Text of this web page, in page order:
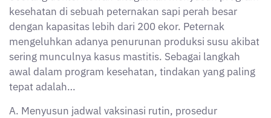
kesehatan di sebuah peternakan sapi perah besar
dengan kapasitas lebih dari 200 ekor. Peternak
mengeluhkan adanya penurunan produksi susu akibat
sering munculnya kasus mastitis. Sebagai langkah
awal dalam program kesehatan, tindakan yang paling
tepat adalah…
A. Menyusun jadwal vaksinasi rutin, prosedur